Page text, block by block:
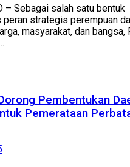
– Sebagai salah satu bentuk
peran strategis perempuan
masyarakat, dan bangsa,
Pembentukan
Pemerataan